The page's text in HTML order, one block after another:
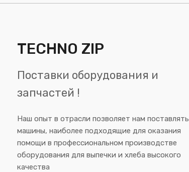
TECHNO ZIP
Поставки оборудования и
запчастей !
Наш опыт в отрасли позволяет нам поставлять
машины, наиболее подходящие для оказания
помощи в профессиональном производстве
оборудования для выпечки и хлеба высокого
качества